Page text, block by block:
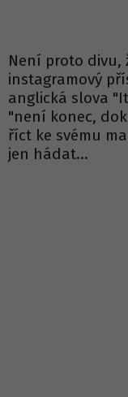
Není proto divu,
instagramový
anglická slova
"není konec,
říct ke svému
jen hádat...